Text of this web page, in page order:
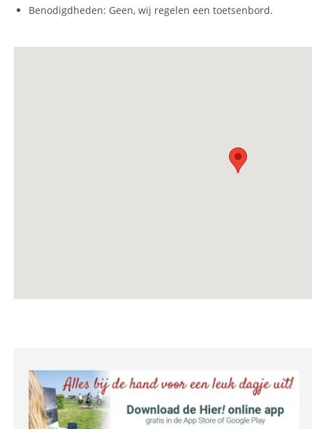
Benodigdheden: Geen, wij regelen een toetsenbord.